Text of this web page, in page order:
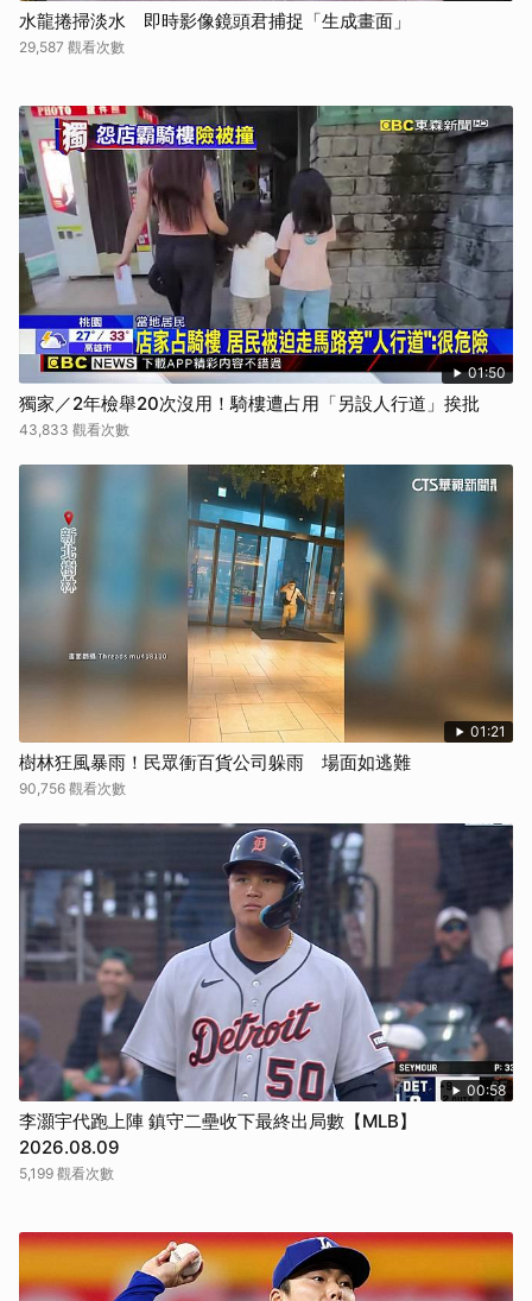
水龍捲掃淡水 即時影像鏡頭君捕捉「生成畫面」
29,587 觀看次數
01:50
獨家／2年檢舉20次沒用！騎樓遭占用「另設人行道」挨批
43,833 觀看次數
01:21
樹林狂風暴雨！民眾衝百貨公司躲雨 場面如逃難
90,756 觀看次數
00:58
李灝宇代跑上陣 鎮守二壘收下最終出局數【MLB】
2026.08.09
5,199 觀看次數